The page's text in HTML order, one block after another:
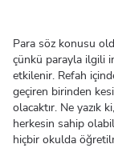
Para söz konusu
çünkü parayla ilgili
etkilenir. Refah
geçiren birinden
olacaktır. Ne yazık
herkesin sahip
hiçbir okulda